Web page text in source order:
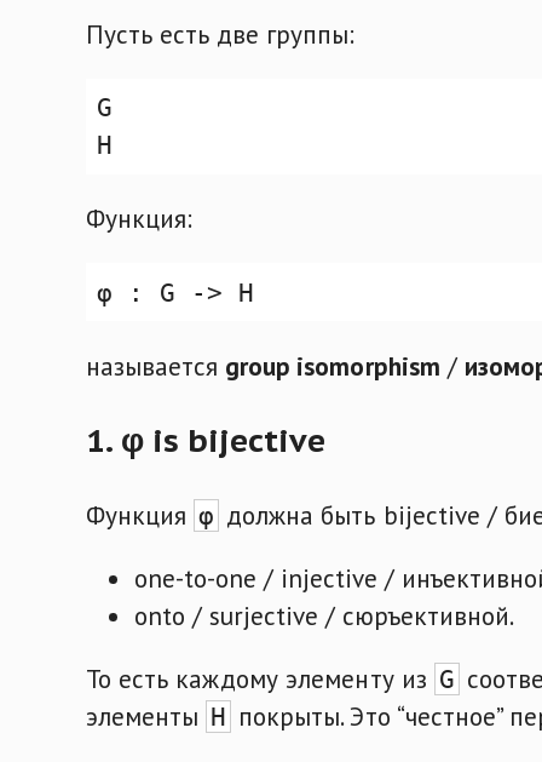
Пусть есть две группы:
Функция:
называется group isomorphism /
1. φ is bijective
Функция φ должна быть bijective /
one-to-one / injective /
onto / surjective / сюръективной.
То есть каждому элементу из G
элементы H покрыты. Это “честное”